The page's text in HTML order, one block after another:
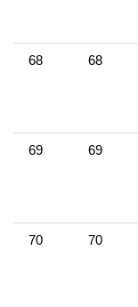
68 68
69 69
70 70